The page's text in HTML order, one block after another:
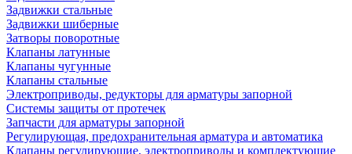
Задвижки стальные
Задвижки шиберные
Затворы поворотные
Клапаны латунные
Клапаны чугунные
Клапаны стальные
Электроприводы, редукторы для арматуры запорной
Системы защиты от протечек
Запчасти для арматуры запорной
Регулирующая, предохранительная арматура и автоматика
Клапаны регулирующие, электроприводы и комплектующие